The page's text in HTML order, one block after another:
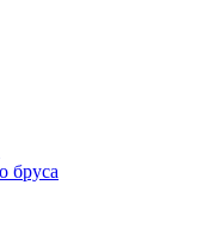
бруса